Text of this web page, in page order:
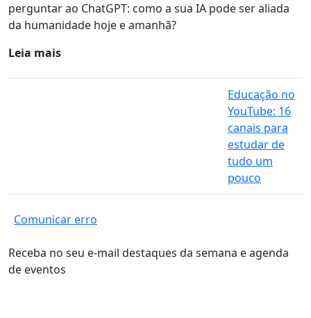
perguntar ao ChatGPT: como a sua IA pode ser aliada
da humanidade hoje e amanhã?
Leia mais
Educação no
YouTube: 16
canais para
estudar de
tudo um
pouco
Comunicar erro
Receba no seu e-mail destaques da semana e agenda
de eventos